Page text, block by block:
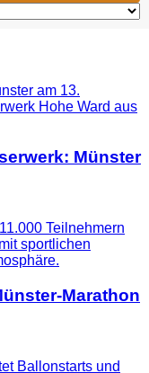
Münster
Marathon